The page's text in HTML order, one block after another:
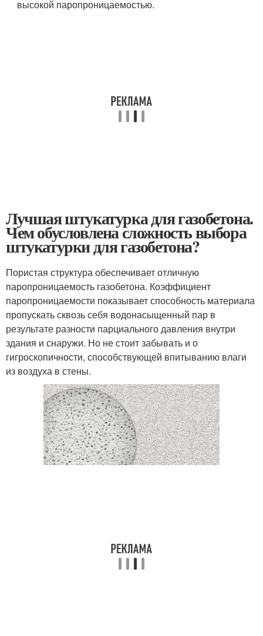
высокой паропроницаемостью.
Лучшая штукатурка для газобетона.
Чем обусловлена сложность выбора
штукатурки для газобетона?
Пористая структура обеспечивает отличную
паропроницаемость газобетона. Коэффициент
паропроницаемости показывает способность материала
пропускать сквозь себя водонасыщенный пар в
результате разности парциального давления внутри
здания и снаружи. Но не стоит забывать и о
гигроскопичности, способствующей впитыванию влаги
из воздуха в стены.